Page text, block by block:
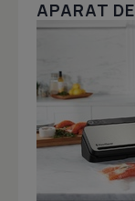
APARAT